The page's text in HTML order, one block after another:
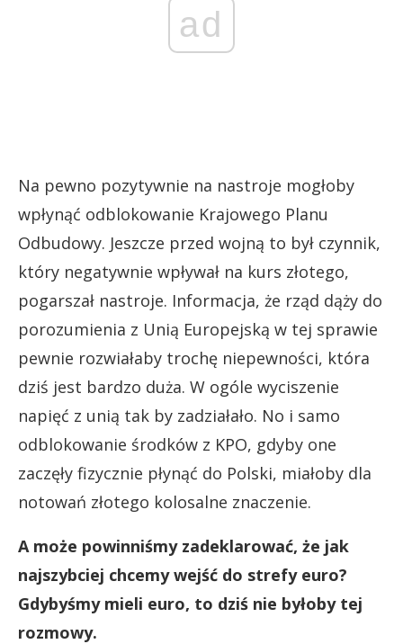
ad
Na pewno pozytywnie na nastroje mogłoby
wpłynąć odblokowanie Krajowego Planu
Odbudowy. Jeszcze przed wojną to był czynnik,
który negatywnie wpływał na kurs złotego,
pogarszał nastroje. Informacja, że rząd dąży do
porozumienia z Unią Europejską w tej sprawie
pewnie rozwiałaby trochę niepewności, która
dziś jest bardzo duża. W ogóle wyciszenie
napięć z unią tak by zadziałało. No i samo
odblokowanie środków z KPO, gdyby one
zaczęły fizycznie płynąć do Polski, miałoby dla
notowań złotego kolosalne znaczenie.
A może powinniśmy zadeklarować, że jak
najszybciej chcemy wejść do strefy euro?
Gdybyśmy mieli euro, to dziś nie byłoby tej
rozmowy.